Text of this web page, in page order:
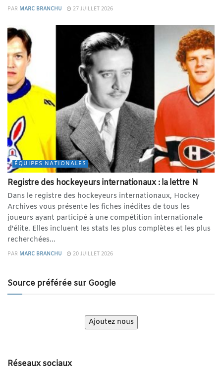
PAR MARC BRANCHU 27 JUILLET 2026
ÉQUIPES NATIONALES
Registre des hockeyeurs internationaux : la lettre N
Dans le registre des hockeyeurs internationaux, Hockey
Archives vous présente les fiches inédites de tous les
joueurs ayant participé à une compétition internationale
d'élite. Elles incluent les stats les plus complètes et les plus
recherchées...
PAR MARC BRANCHU 20 JUILLET 2026
Source préférée sur Google
Ajoutez nous
Réseaux sociaux